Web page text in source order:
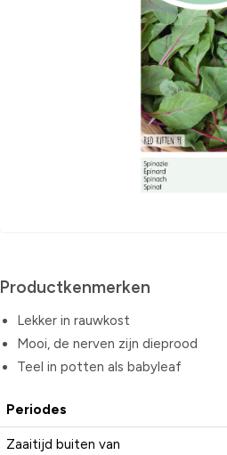
Productkenmerken
Lekker in rauwkost
Mooi, de nerven zijn dieprood
Teel in potten als babyleaf
Periodes
Zaaitijd buiten van